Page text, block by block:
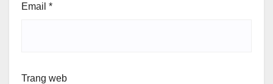
Email *
Trang web